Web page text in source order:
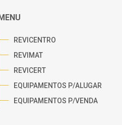
REVICENTRO
REVIMAT
REVICERT
EQUIPAMENTOS P/ALUGAR
EQUIPAMENTOS P/VENDA